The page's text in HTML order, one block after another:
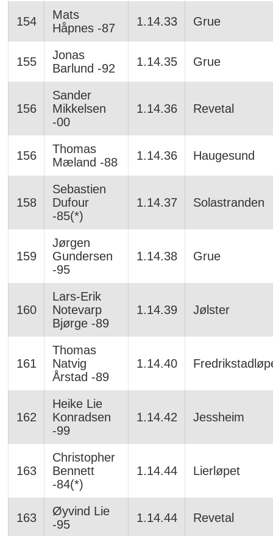
154
Mats
Håpnes -87
1.14.33 Grue
155
Jonas
Barlund -92
1.14.35 Grue
156
Sander
Mikkelsen
-00
1.14.36 Revetal
156
Thomas
Mæland -88
1.14.36 Haugesund
158
Sebastien
Dufour
-85(*)
1.14.37 Solastranden
159
Jørgen
Gundersen
-95
1.14.38 Grue
160
Lars-Erik
Notevarp
Bjørge -89
1.14.39 Jølster
161
Thomas
Natvig
Årstad -89
1.14.40
162
Heike Lie
Konradsen
-99
1.14.42 Jessheim
163
Christopher
Bennett
-84(*)
1.14.44 Lierløpet
163
Øyvind Lie
-95
1.14.44 Revetal